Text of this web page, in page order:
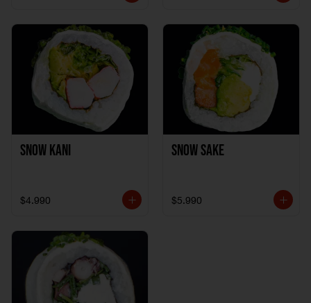
Snow Kani
$4.990
Snow Sake
$5.990